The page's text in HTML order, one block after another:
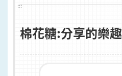
:::
棉花糖:分享的樂趣